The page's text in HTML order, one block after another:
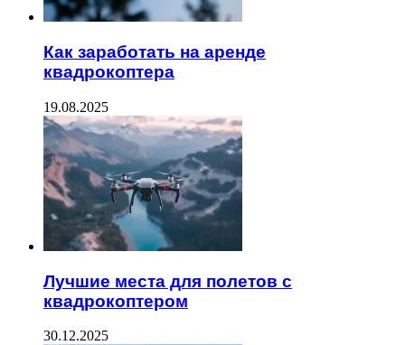
Как заработать на аренде
квадрокоптера
19.08.2025
Лучшие места для полетов с
квадрокоптером
30.12.2025